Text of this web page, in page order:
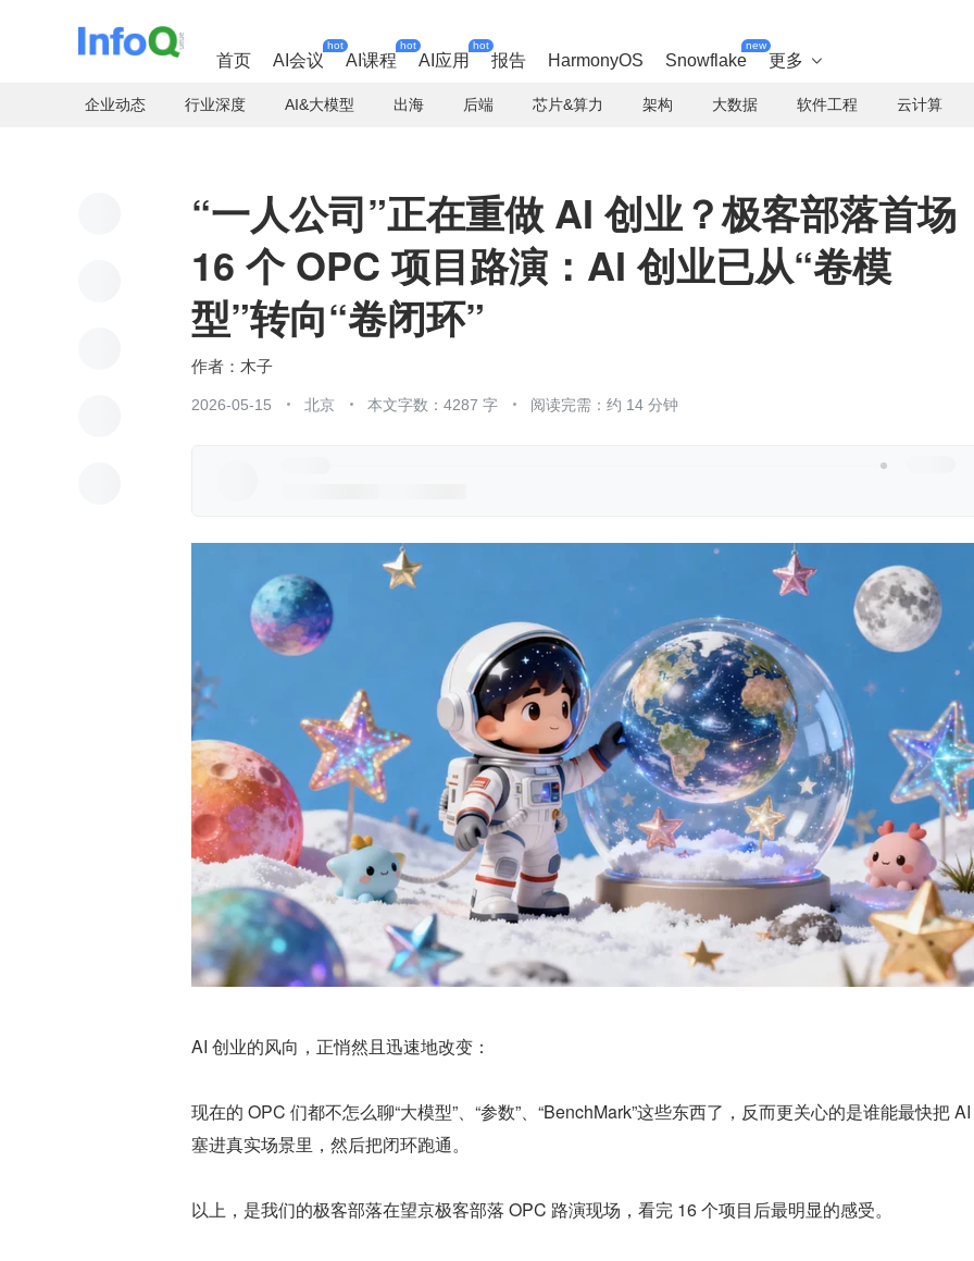
首页 AI会议
hot
AI课程
hot
AI应用
hot
报告 HarmonyOS Snowflake
new
更多 
企业动态 行业深度 AI&大模型 出海 后端 芯片&算力 架构 大数据 软件工程 云计算
“一人公司”正在重做 AI 创业？极客部落首场
16 个 OPC 项目路演：AI 创业已从“卷模
型”转向“卷闭环”
木子
2026-05-15 北京 本文字数：4287 字 阅读完需：约 14 分钟
AI 创业的风向，正悄然且迅速地改变：
现在的 OPC 们都不怎么聊“大模型”、“参数”、“BenchMark”这些东西了，反而更关心的是谁能最快把 AI
塞进真实场景里，然后把闭环跑通。
以上，是我们的极客部落在望京极客部落 OPC 路演现场，看完 16 个项目后最明显的感受。